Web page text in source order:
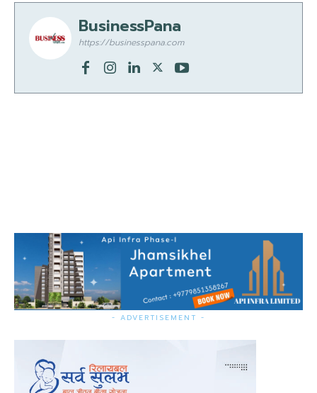
BusinessPana
https://businesspana.com
- ADVERTISEMENT -